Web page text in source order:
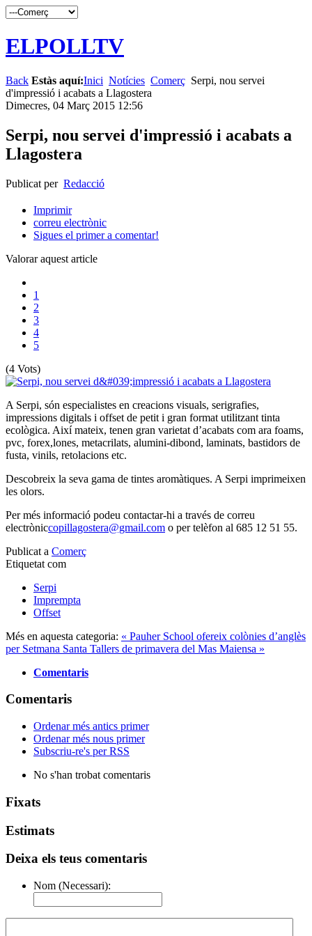
ELPOLLTV
Back Estàs aquí:Inici Notícies Comerç Serpi, nou servei
d'impressió i acabats a Llagostera
Dimecres, 04 Març 2015 12:56
Serpi, nou servei d'impressió i acabats a
Llagostera
Publicat per Redacció
Imprimir
correu electrònic
Sigues el primer a comentar!
Valorar aquest article
1
2
3
4
5
(4 Vots)
A Serpi, són especialistes en creacions visuals, serigrafies,
impressions digitals i offset de petit i gran format utilitzant tinta
ecològica. Així mateix, tenen gran varietat d’acabats com ara foams,
pvc, forex,lones, metacrilats, alumini-dibond, laminats, bastidors de
fusta, vinils, retolacions etc.
Descobreix la seva gama de tintes aromàtiques. A Serpi imprimeixen
les olors.
Per més informació podeu contactar-hi a través de correu
electròniccopillagostera@gmail.com o per telèfon al 685 12 51 55.
Publicat a Comerç
Etiquetat com
Serpi
Imprempta
Offset
Més en aquesta categoria: « Pauher School ofereix colònies d’anglès
per Setmana Santa Tallers de primavera del Mas Maiensa »
Comentaris
Comentaris
Ordenar més antics primer
Ordenar més nous primer
Subscriu-re's per RSS
No s'han trobat comentaris
Fixats
Estimats
Deixa els teus comentaris
Nom (Necessari):